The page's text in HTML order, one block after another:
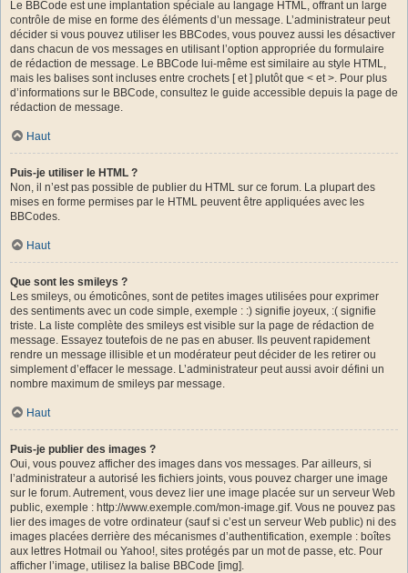
Le BBCode est une implantation spéciale au langage HTML, offrant un large
contrôle de mise en forme des éléments d’un message. L’administrateur peut
décider si vous pouvez utiliser les BBCodes, vous pouvez aussi les désactiver
dans chacun de vos messages en utilisant l’option appropriée du formulaire
de rédaction de message. Le BBCode lui-même est similaire au style HTML,
mais les balises sont incluses entre crochets [ et ] plutôt que < et >. Pour plus
d’informations sur le BBCode, consultez le guide accessible depuis la page de
rédaction de message.
Haut
Puis-je utiliser le HTML ?
Non, il n’est pas possible de publier du HTML sur ce forum. La plupart des
mises en forme permises par le HTML peuvent être appliquées avec les
BBCodes.
Haut
Que sont les smileys ?
Les smileys, ou émoticônes, sont de petites images utilisées pour exprimer
des sentiments avec un code simple, exemple : :) signifie joyeux, :( signifie
triste. La liste complète des smileys est visible sur la page de rédaction de
message. Essayez toutefois de ne pas en abuser. Ils peuvent rapidement
rendre un message illisible et un modérateur peut décider de les retirer ou
simplement d’effacer le message. L’administrateur peut aussi avoir défini un
nombre maximum de smileys par message.
Haut
Puis-je publier des images ?
Oui, vous pouvez afficher des images dans vos messages. Par ailleurs, si
l’administrateur a autorisé les fichiers joints, vous pouvez charger une image
sur le forum. Autrement, vous devez lier une image placée sur un serveur Web
public, exemple : http://www.exemple.com/mon-image.gif. Vous ne pouvez pas
lier des images de votre ordinateur (sauf si c’est un serveur Web public) ni des
images placées derrière des mécanismes d’authentification, exemple : boîtes
aux lettres Hotmail ou Yahoo!, sites protégés par un mot de passe, etc. Pour
afficher l’image, utilisez la balise BBCode [img].